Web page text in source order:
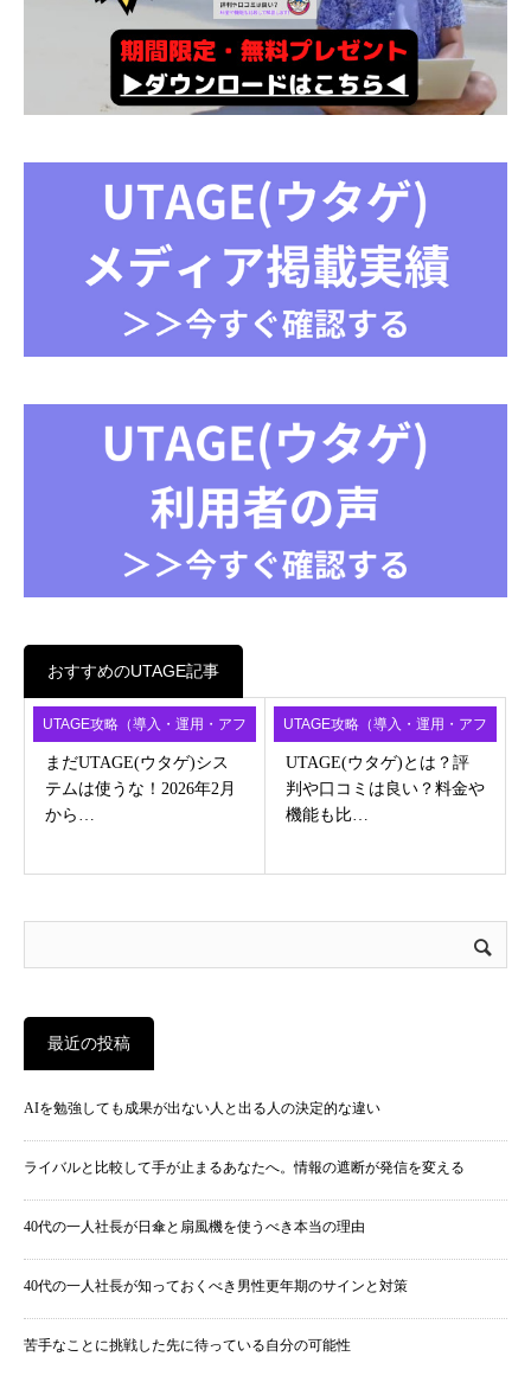
おすすめのUTAGE記事
UTAGE攻略（導入・運用・アフ
ィ）
まだUTAGE(ウタゲ)シス
テムは使うな！2026年2月
から…
UTAGE攻略（導入・運用・アフ
ィ）
UTAGE(ウタゲ)とは？評
判や口コミは良い？料金や
機能も比…
最近の投稿
AIを勉強しても成果が出ない人と出る人の決定的な違い
ライバルと比較して手が止まるあなたへ。情報の遮断が発信を変える
40代の一人社長が日傘と扇風機を使うべき本当の理由
40代の一人社長が知っておくべき男性更年期のサインと対策
苦手なことに挑戦した先に待っている自分の可能性